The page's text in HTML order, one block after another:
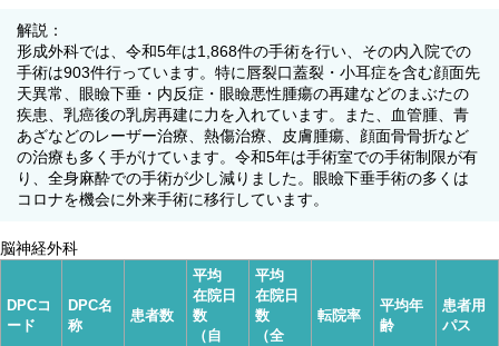
解説：
形成外科では、令和5年は1,868件の手術を行い、その内入院での
手術は903件行っています。特に唇裂口蓋裂・小耳症を含む顔面先
天異常、眼瞼下垂・内反症・眼瞼悪性腫瘍の再建などのまぶたの
疾患、乳癌後の乳房再建に力を入れています。また、血管腫、青
あざなどのレーザー治療、熱傷治療、皮膚腫瘍、顔面骨骨折など
の治療も多く手がけています。令和5年は手術室での手術制限が有
り、全身麻酔での手術が少し減りました。眼瞼下垂手術の多くは
コロナを機会に外来手術に移行しています。
脳神経外科
DPCコ
ード
DPC名
称
患者数
平均
在院日
数
（自
平均
在院日
数
（全
転院率
平均年
齢
患者用
パス